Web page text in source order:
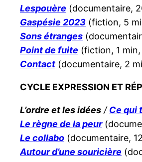
Lespouère (documentaire,
Gaspésie 2023 (fiction, 5
Sons étranges
Point de fuite (fiction, 1 min,
Contact (documentaire, 2
CYCLE EXPRESSION ET
L’ordre et les idées /Ce qui
Le règne de la peur
Le collabo (documentaire,
Autour d’une souricière